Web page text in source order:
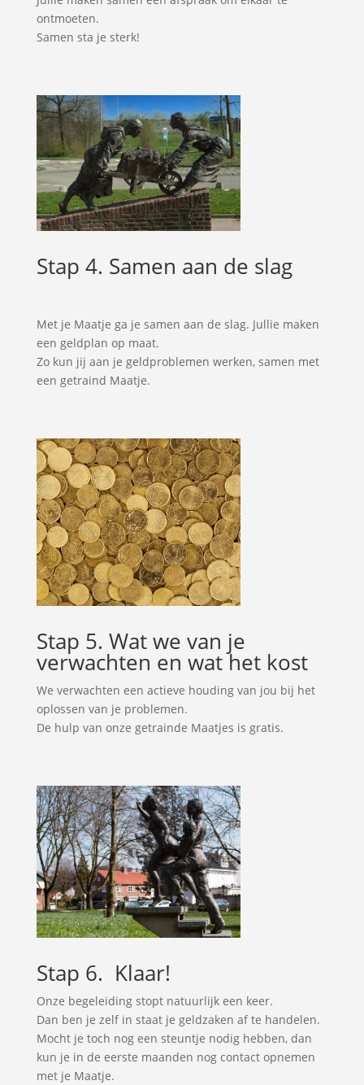
ontmoeten.
Samen sta je sterk!
Stap 4. Samen aan de slag
Met je Maatje ga je samen aan de slag. Jullie maken
een geldplan op maat.
Zo kun jij aan je geldproblemen werken, samen met
een getraind Maatje.
Stap 5. Wat we van je
verwachten en wat het kost
We verwachten een actieve houding van jou bij het
oplossen van je problemen.
De hulp van onze getrainde Maatjes is gratis.
Stap 6. Klaar!
Onze begeleiding stopt natuurlijk een keer.
Dan ben je zelf in staat je geldzaken af te handelen.
Mocht je toch nog een steuntje nodig hebben, dan
kun je in de eerste maanden nog contact opnemen
met je Maatje.